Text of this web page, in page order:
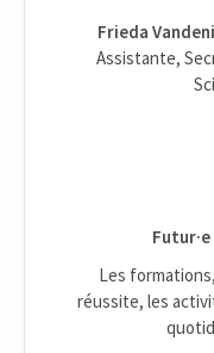
Frieda
Assistante,
Les
réussite, les